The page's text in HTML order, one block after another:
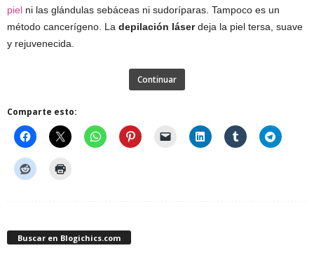
piel ni las glándulas sebáceas ni sudoríparas. Tampoco es un
método cancerígeno. La depilación láserdeja la piel tersa, suave
y rejuvenecida.
Continuar
Comparte esto:
Buscar en Blogichics.com